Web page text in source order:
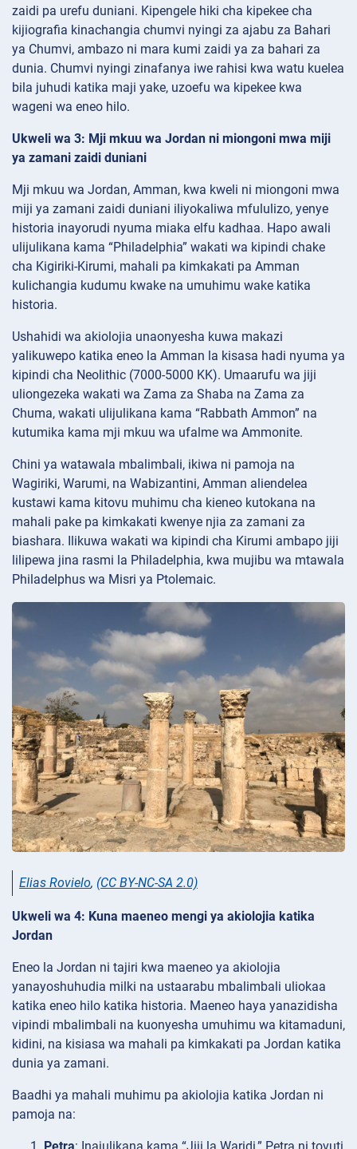
zaidi pa urefu duniani. Kipengele hiki cha kipekee cha
kijiografia kinachangia chumvi nyingi za ajabu za Bahari
ya Chumvi, ambazo ni mara kumi zaidi ya za bahari za
dunia. Chumvi nyingi zinafanya iwe rahisi kwa watu kuelea
bila juhudi katika maji yake, uzoefu wa kipekee kwa
wageni wa eneo hilo.
Ukweli wa 3: Mji mkuu wa Jordan ni miongoni mwa miji
ya zamani zaidi duniani
Mji mkuu wa Jordan, Amman, kwa kweli ni miongoni mwa
miji ya zamani zaidi duniani iliyokaliwa mfululizo, yenye
historia inayorudi nyuma miaka elfu kadhaa. Hapo awali
ulijulikana kama “Philadelphia” wakati wa kipindi chake
cha Kigiriki-Kirumi, mahali pa kimkakati pa Amman
kulichangia kudumu kwake na umuhimu wake katika
historia.
Ushahidi wa akiolojia unaonyesha kuwa makazi
yalikuwepo katika eneo la Amman la kisasa hadi nyuma ya
kipindi cha Neolithic (7000-5000 KK). Umaarufu wa jiji
uliongezeka wakati wa Zama za Shaba na Zama za
Chuma, wakati ulijulikana kama “Rabbath Ammon” na
kutumika kama mji mkuu wa ufalme wa Ammonite.
Chini ya watawala mbalimbali, ikiwa ni pamoja na
Wagiriki, Warumi, na Wabizantini, Amman aliendelea
kustawi kama kitovu muhimu cha kieneo kutokana na
mahali pake pa kimkakati kwenye njia za zamani za
biashara. Ilikuwa wakati wa kipindi cha Kirumi ambapo jiji
lilipewa jina rasmi la Philadelphia, kwa mujibu wa mtawala
Philadelphus wa Misri ya Ptolemaic.
Elias Rovielo, (CC BY-NC-SA 2.0)
Ukweli wa 4: Kuna maeneo mengi ya akiolojia katika
Jordan
Eneo la Jordan ni tajiri kwa maeneo ya akiolojia
yanayoshuhudia milki na ustaarabu mbalimbali uliokaa
katika eneo hilo katika historia. Maeneo haya yanazidisha
vipindi mbalimbali na kuonyesha umuhimu wa kitamaduni,
kidini, na kisiasa wa mahali pa kimkakati pa Jordan katika
dunia ya zamani.
Baadhi ya mahali muhimu pa akiolojia katika Jordan ni
pamoja na:
Petra: Inajulikana kama “Jiji la Waridi,” Petra ni tovuti